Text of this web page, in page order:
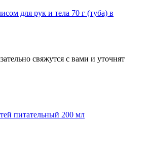
для рук и тела 70 г (туба) в
свяжутся с вами и уточнят